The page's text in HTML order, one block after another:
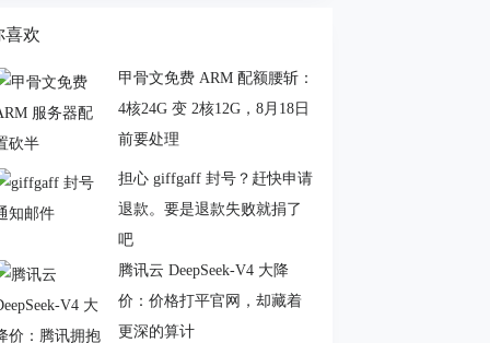
喜欢
甲骨文免费 ARM 配额腰斩：
4核24G 变 2核12G，8月18日
前要处理
担心 giffgaff 封号？赶快申请
退款。要是退款失败就捐了
吧
腾讯云 DeepSeek-V4 大降
价：价格打平官网，却藏着
更深的算计